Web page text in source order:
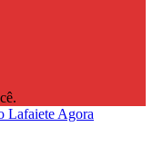
Lafaiete Agora